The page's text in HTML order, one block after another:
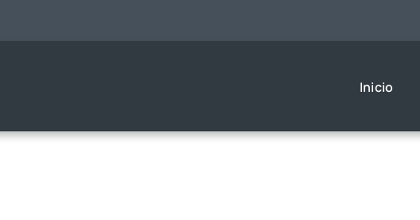
Inicio